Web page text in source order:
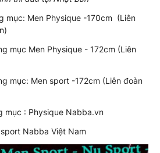
mục: Men Physique -170cm (Liên
mục Men Physique - 172cm (Liên
mục: Men sport -172cm (Liên đoàn
mục : Physique Nabba.vn
Nabba Việt Nam